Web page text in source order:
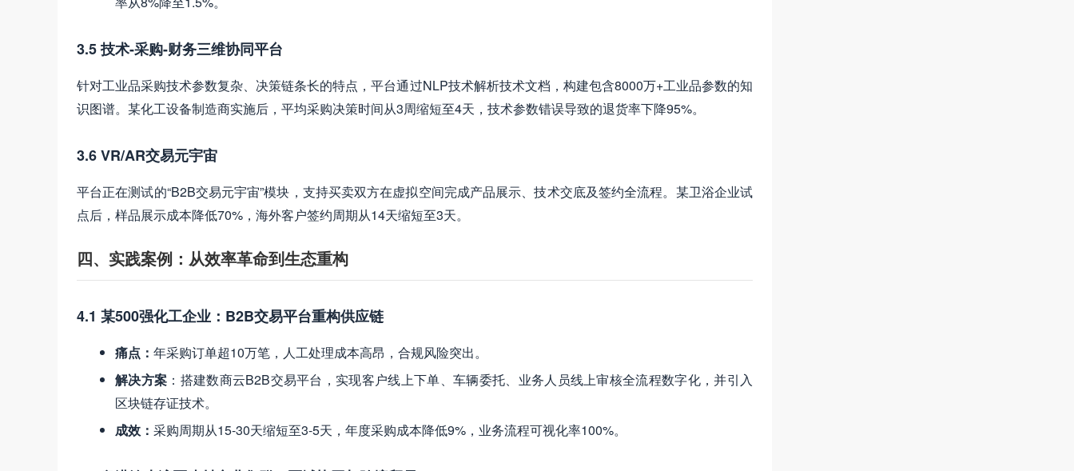
3.5 技术-采购-财务三维协同平台
针对工业品采购技术参数复杂、决策链条长的特点，平台通过NLP技术解析技术文档，构建包含8000万+工业品参数的知
识图谱。某化工设备制造商实施后，平均采购决策时间从3周缩短至4天，技术参数错误导致的退货率下降95%。
3.6 VR/AR交易元宇宙
平台正在测试的“B2B交易元宇宙”模块，支持买卖双方在虚拟空间完成产品展示、技术交底及签约全流程。某卫浴企业试
点后，样品展示成本降低70%，海外客户签约周期从14天缩短至3天。
四、实践案例：从效率革命到生态重构
4.1 某500强化工企业：B2B交易平台重构供应链
痛点 ： 年采购订单超10万笔，人工处理成本高昂，合规风险突出。
解决方案 ：搭建数商云B2B交易平台，实现客户线上下单、车辆委托、业务人员线上审核全流程数字化，并引入
区块链存证技术。
成效 ： 采购周期从15-30天缩短至3-5天，年度采购成本降低9%，业务流程可视化率100%。